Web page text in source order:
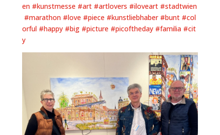
en #kunstmesse #art #artlovers #iloveart #stadtwien
#marathon #love #piece #kunstliebhaber #bunt #col
orful #happy #big #picture #picoftheday #familia #cit
y